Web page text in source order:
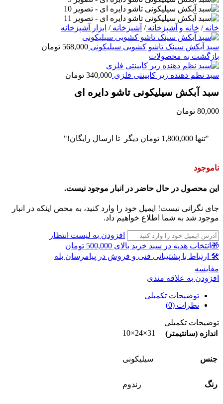
خانه/ خانه و آشپزخانه/ آشپزخانه/ ابزار آشپزخانه
سبد آبکش سینک تاشو کشویی سیلیکونی 568,000 تومان
بازگشت به محصولات
سبد نظم دهنده زیر کابینتی فلزی 340,000 تومان
سبد آبکش سیلیکونی تاشو دایره ای
80,000 تومان
"تنها 1,800,000 تومان دیگر تا ارسال رایگان!"
ناموجود
این محصول در حال حاضر در انبار موجود نیست.
جای نگرانی نیست! ایمیل خود را وارد کنید، به محض اینکه در انبار
موجود شد به شما اطلاع خواهیم داد.
افزودن به لیست انتظار
🎁انتخاب هدیه در سبد خرید بالای 500,000 تومان
🛠 ارتباط با پشتیبانی فنی و فروش در پیامرسان بله
مقايسه
افزودن به علاقه مندی
توضیحات تکمیلی
نظرات (0)
توضیحات تکمیلی
اندازه (سانتیمتر)
31×24×10
جنس سیلیکونی
رنگ رندوم